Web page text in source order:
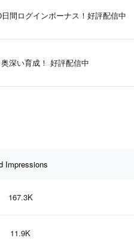
間ログインボーナス！好評配信中
深い育成！ 好評配信中
Impressions
167.3K
11.9K